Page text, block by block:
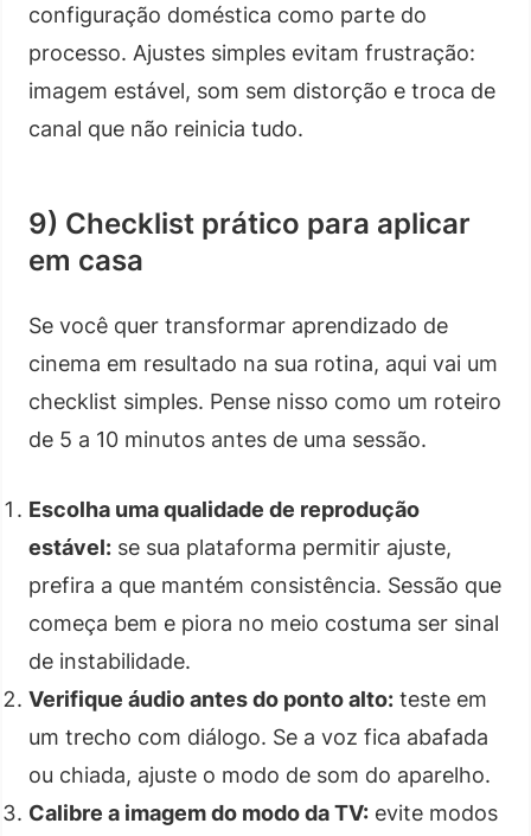
configuração doméstica como parte do
processo. Ajustes simples evitam frustração:
imagem estável, som sem distorção e troca de
canal que não reinicia tudo.
9) Checklist prático para aplicar
em casa
Se você quer transformar aprendizado de
cinema em resultado na sua rotina, aqui vai um
checklist simples. Pense nisso como um roteiro
de 5 a 10 minutos antes de uma sessão.
Escolha uma qualidade de reprodução
estável: se sua plataforma permitir ajuste,
prefira a que mantém consistência. Sessão que
começa bem e piora no meio costuma ser sinal
de instabilidade.
Verifique áudio antes do ponto alto: teste em
um trecho com diálogo. Se a voz fica abafada
ou chiada, ajuste o modo de som do aparelho.
Calibre a imagem do modo da TV: evite modos